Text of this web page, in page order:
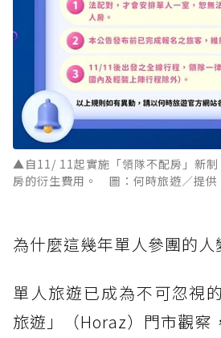
▲自11/ 11起實施「領隊不配房」新制
房的衍生費用。 圖：何時旅遊／提供
為什麼這幾年單人參團的人
單人旅遊已成為不可忽視
旅遊」（Horaz）門市觀察